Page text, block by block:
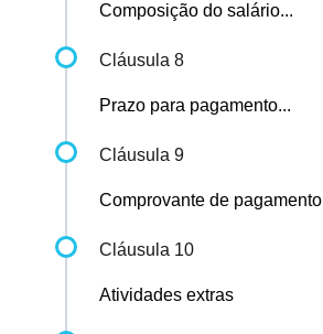
Composição do salário...
Cláusula 8
Prazo para pagamento...
Cláusula 9
Comprovante de pagamento
Cláusula 10
Atividades extras